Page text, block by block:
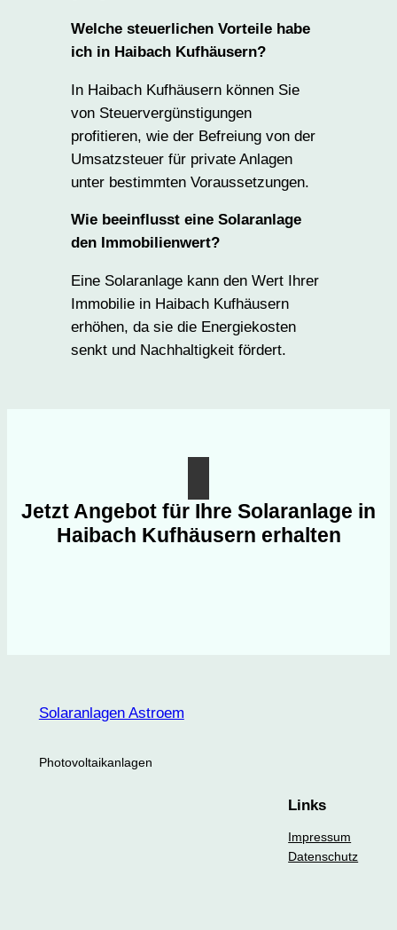
Welche steuerlichen Vorteile habe
ich in Haibach Kufhäusern?
In Haibach Kufhäusern können Sie
von Steuervergünstigungen
profitieren, wie der Befreiung von der
Umsatzsteuer für private Anlagen
unter bestimmten Voraussetzungen.
Wie beeinflusst eine Solaranlage
den Immobilienwert?
Eine Solaranlage kann den Wert Ihrer
Immobilie in Haibach Kufhäusern
erhöhen, da sie die Energiekosten
senkt und Nachhaltigkeit fördert.
Jetzt Angebot für Ihre Solaranlage in
Haibach Kufhäusern erhalten
Solaranlagen Astroem
Photovoltaikanlagen
Links
Impressum
Datenschutz